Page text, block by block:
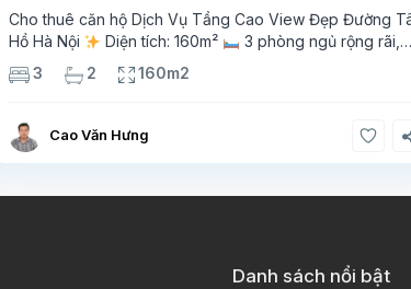
Cho thuê căn hộ Dịch Vụ Tầng Cao View Đẹp Đường
Hồ Hà Nội
Diện tích: 160m²
3 phòng ngủ rộng rãi,
thoáng sáng
2 phòng tắm tiện nghi
khách hiện đại, ban công thoáng mát
3 2 160m2
Cao Văn Hưng
Danh sách nổi bật